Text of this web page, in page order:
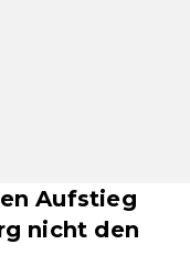
Aufstieg
nicht den